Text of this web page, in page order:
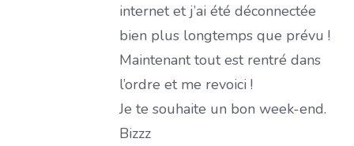
internet et j’ai été déconnectée
bien plus longtemps que prévu !
Maintenant tout est rentré dans
l’ordre et me revoici !
Je te souhaite un bon week-end.
Bizzz